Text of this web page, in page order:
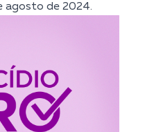
agosto de 2024.